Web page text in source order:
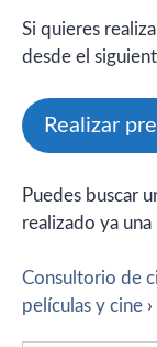
Si quieres
desde el
Realizar
Puedes buscar
realizado ya
Consultorio de
películas y cine ›